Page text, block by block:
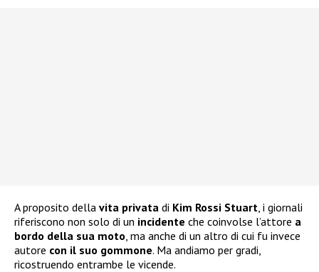
A proposito della vita privata di Kim Rossi Stuart , i giornali
riferiscono non solo di un incidente che coinvolse l’attore a
bordo della sua moto , ma anche di un altro di cui fu invece
autore con il suo gommone. Ma andiamo per gradi,
ricostruendo entrambe le vicende.